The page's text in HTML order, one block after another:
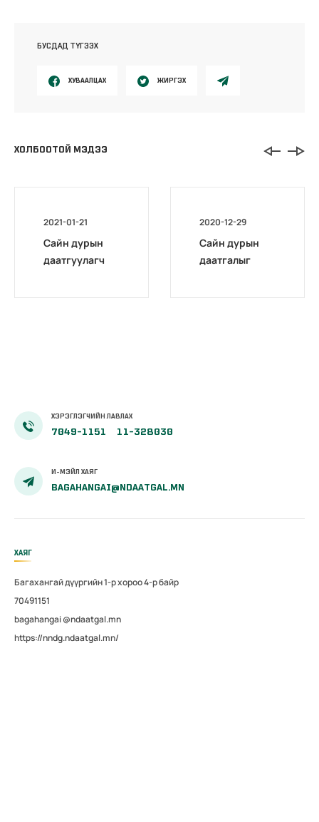
БУСДАД ТҮГЭЭХ
ХУВААЛЦАХ ЖИРГЭХ
ХОЛБООТОЙ МЭДЭЭ
2021-01-21
Сайн дурын
даатгуулагч
2020-12-29
Сайн дурын
даатгалыг
ХЭРЭГЛЭГЧИЙН ЛАВЛАХ
7049-1151 11-328030
И-МЭЙЛ ХАЯГ
BAGAHANGAI@NDAATGAL.MN
ХАЯГ
Багахангай дүүргийн 1-р хороо 4-р байр
70491151
bagahangai @ndaatgal.mn
https://nndg.ndaatgal.mn/